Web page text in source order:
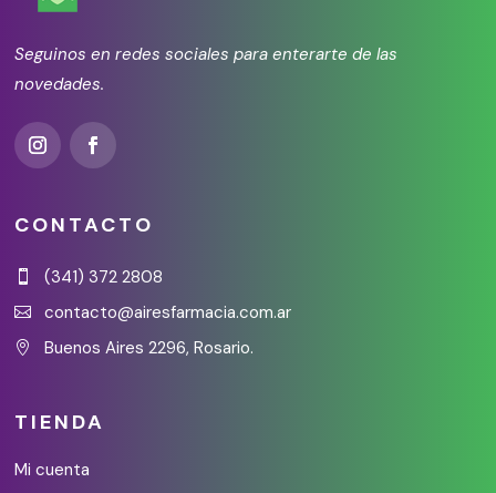
Seguinos en redes sociales para enterarte de las
novedades.
CONTACTO
 (341) 372 2808
 contacto@airesfarmacia.com.ar
 Buenos Aires 2296, Rosario.
TIENDA
Mi cuenta